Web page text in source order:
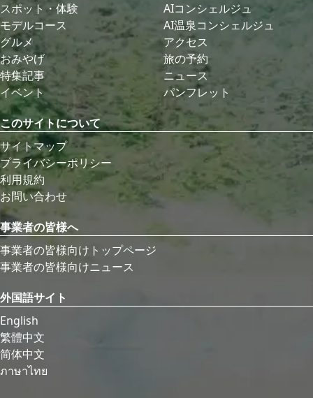
スポット・体験
モデルコース
グルメ
おみやげ
特集記事
イベント
AIコンシェルジュ
AI温泉コンシェルジュ
アクセス
旅の予約
ニュース
パンフレット
このサイトについて
サイトマップ
プライバシーポリシー
利用規約
お問い合わせ
事業者の皆様へ
事業者の皆様向けトップページ
事業者の皆様向けニュース
外国語サイト
English
繁體中文
简体中文
ภาษาไทย